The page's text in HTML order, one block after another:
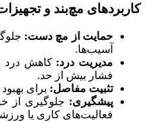
کاربردهای مچ‌بند و
حمایت از مچ دست:
آسیب‌ها.
مدیریت درد: کاهش درد
فشار بیش از حد.
تثبیت مفاصل: برای
پیشگیری: جلوگیری از
فعالیت‌های کاری یا